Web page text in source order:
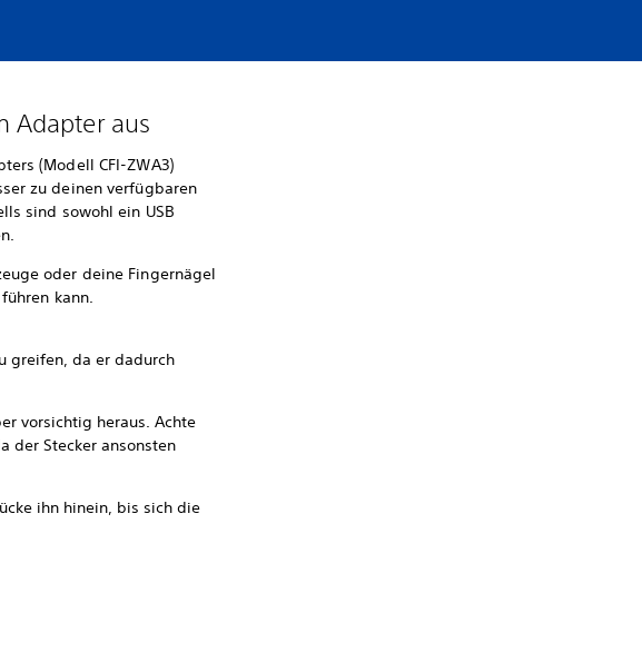
Adapter aus
(Modell CFI-ZWA3)
zu deinen verfügbaren
sind sowohl ein USB
oder deine Fingernägel
kann.
greifen, da er dadurch
vorsichtig heraus. Achte
der Stecker ansonsten
ihn hinein, bis sich die